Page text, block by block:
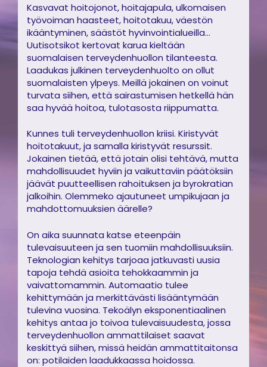
Kasvavat hoitojonot, hoitajapula, ulkomaisen
työvoiman haasteet, hoitotakuu, väestön
ikääntyminen, säästöt hyvinvointialueilla…
Uutisotsikot kertovat karua kieltään
suomalaisen terveydenhuollon tilanteesta.
Laadukas julkinen terveydenhuolto on ollut
suomalaisten ylpeys. Meillä jokainen on voinut
turvata siihen, että sairastumisen hetkellä hän
saa hyvää hoitoa, tulotasosta riippumatta.
Kunnes tuli terveydenhuollon kriisi. Kiristyvät
hoitotakuut, ja samalla kiristyvät resurssit.
Jokainen tietää, että jotain olisi tehtävä, mutta
mahdollisuudet hyviin ja vaikuttaviin päätöksiin
jäävät puutteellisen rahoituksen ja byrokratian
jalkoihin. Olemmeko ajautuneet umpikujaan ja
mahdottomuuksien äärelle?
On aika suunnata katse eteenpäin
tulevaisuuteen ja sen tuomiin mahdollisuuksiin.
Teknologian kehitys tarjoaa jatkuvasti uusia
tapoja tehdä asioita tehokkaammin ja
vaivattomammin. Automaatio tulee
kehittymään ja merkittävästi lisääntymään
tulevina vuosina. Tekoälyn eksponentiaalinen
kehitys antaa jo toivoa tulevaisuudesta, jossa
terveydenhuollon ammattilaiset saavat
keskittyä siihen, missä heidän ammattitaitonsa
on: potilaiden laadukkaassa hoidossa.